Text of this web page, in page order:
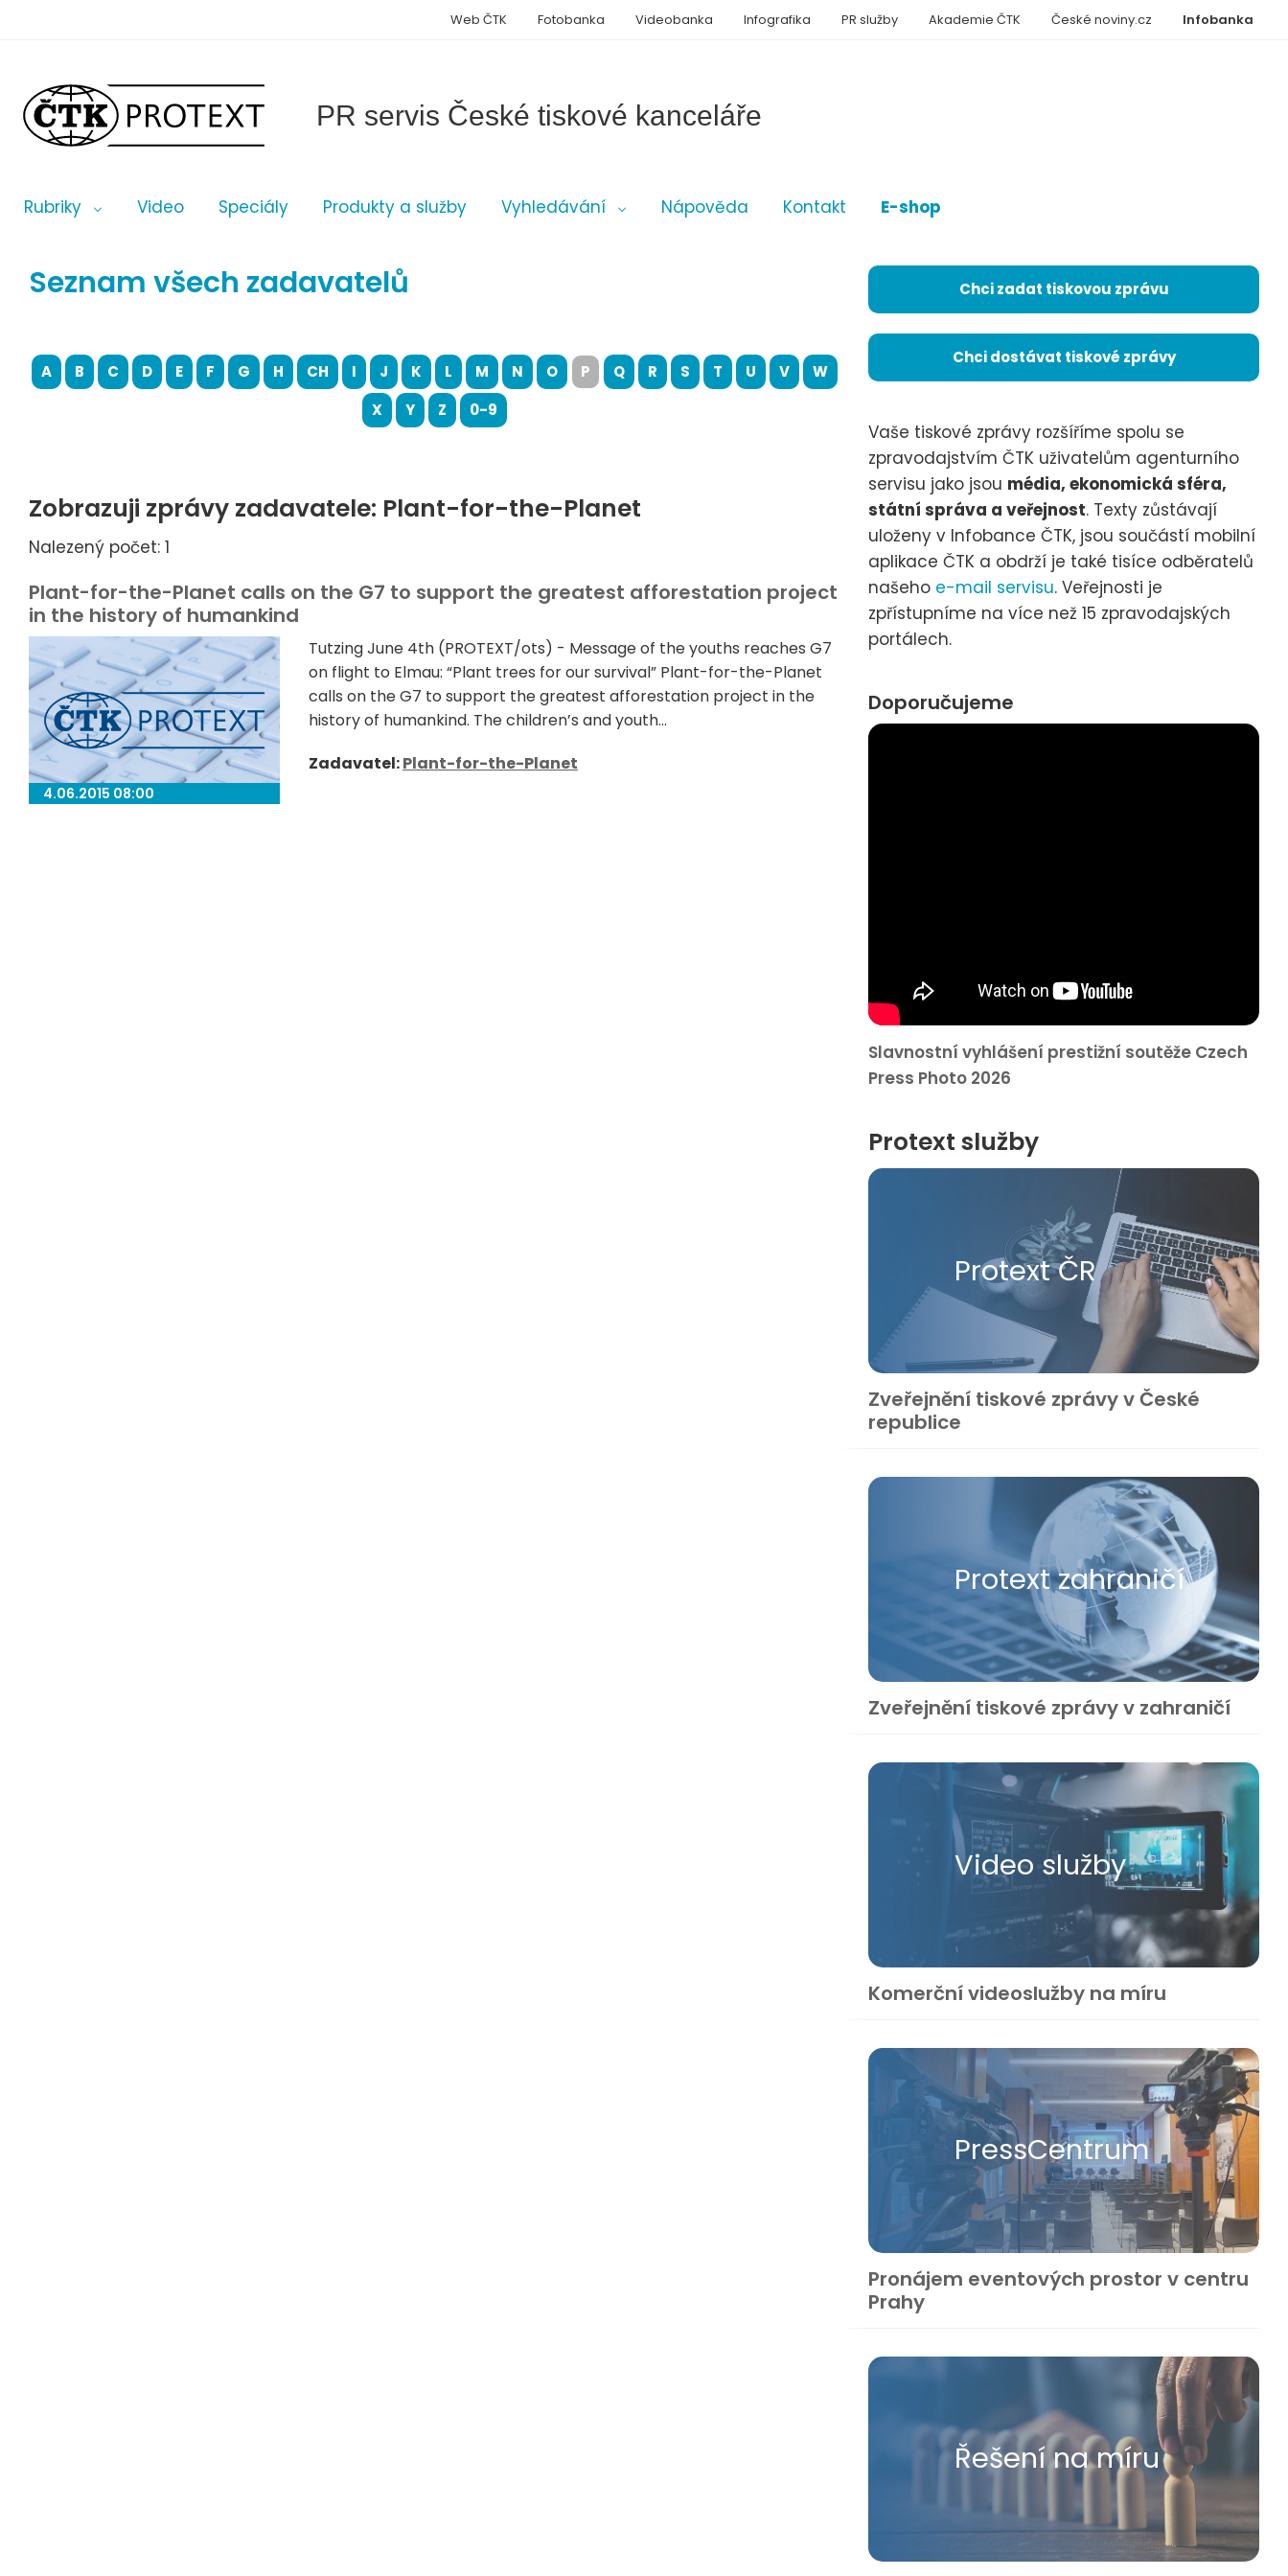
PR servis České tiskové kanceláře
Rubriky Video Speciály Produkty a služby Vyhledávání Nápověda Kontakt E-shop
Infobanka
Web ČTK Fotobanka Videobanka Infografika PR služby Akademie ČTK České noviny.cz
Seznam všech zadavatelů
A B C D E F G H CH I J K L M N O P Q R S T U V
W
X
Y Z 0-9
Zobrazuji zprávy zadavatele: Plant-for-the-Planet
Nalezený počet: 1
Plant-for-the-Planet calls on the G7 to support the greatest afforestation project
in the history of humankind
4.06.2015 08:00
Tutzing June 4th (PROTEXT/ots) - Message of the youths reaches G7
on flight to Elmau: “Plant trees for our survival” Plant-for-the-Planet
calls on the G7 to support the greatest afforestation project in the
history of humankind. The children’s and youth...
Zadavatel:Plant-for-the-Planet
Chci zadat tiskovou zprávu
Chci dostávat tiskové zprávy
Vaše tiskové zprávy rozšíříme spolu se
zpravodajstvím ČTK uživatelům agenturního
servisu jako jsou média, ekonomická sféra,
státní správa a veřejnost. Texty zůstávají
uloženy v Infobance ČTK, jsou součástí mobilní
aplikace ČTK a obdrží je také tisíce odběratelů
našeho e-mail servisu. Veřejnosti je
zpřístupníme na více než 15 zpravodajských
portálech.
Doporučujeme
Slavnostní vyhlášení prestižní soutěže Czech
Press Photo 2026
Protext služby
Protext ČR
Zveřejnění tiskové zprávy v České
republice
Protext zahraničí
Zveřejnění tiskové zprávy v zahraničí
Video služby
Komerční videoslužby na míru
Press​Centrum
Pronájem eventových prostor v centru
Prahy
Řešení na míru